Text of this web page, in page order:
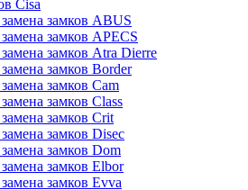
Cisa
замков ABUS
замков APECS
замков Atra Dierre
замков Border
замков Cam
замков Class
замков Crit
замков Disec
замков Dom
замков Elbor
замков Evva